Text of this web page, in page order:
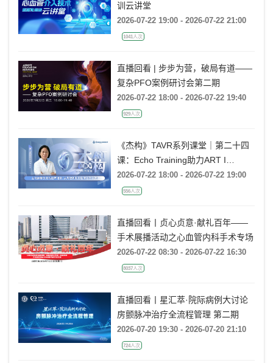
训云讲堂
2026-07-22 19:00 - 2026-07-22 21:00
1041人次
直播回看 | 步步为营，破局有道——
复杂PFO案例研讨会第二期
2026-07-22 18:00 - 2026-07-22 19:40
929人次
《杰构》TAVR系列课堂｜第二十四
课：Echo Training助力ART I
Rebecca T. Hahn教授《主动脉瓣反
流的超声培训：从病理机制到临床诊
2026-07-22 18:00 - 2026-07-22 19:00
556人次
直播回看丨贞心贞意·献礼百年——
手术展播活动之心血管内科手术专场
2026-07-22 08:30 - 2026-07-22 16:30
8037人次
直播回看丨星汇萃·院际病例大讨论
房颤脉冲治疗全流程管理 第二期
2026-07-20 19:30 - 2026-07-20 21:10
724人次